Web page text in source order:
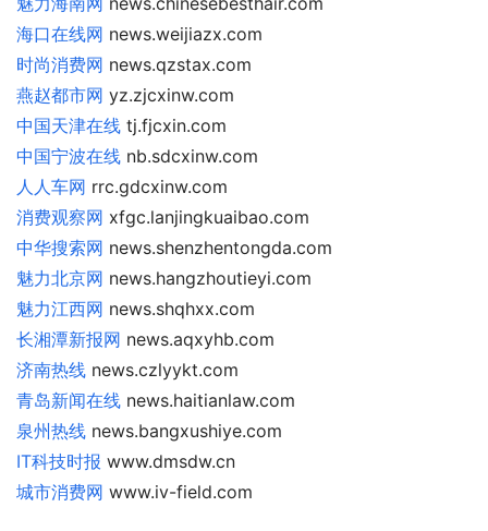
海口在线网 news.weijiazx.com
时尚消费网 news.qzstax.com
燕赵都市网 yz.zjcxinw.com
中国天津在线 tj.fjcxin.com
中国宁波在线 nb.sdcxinw.com
人人车网 rrc.gdcxinw.com
消费观察网 xfgc.lanjingkuaibao.com
中华搜索网 news.shenzhentongda.com
魅力北京网 news.hangzhoutieyi.com
魅力江西网 news.shqhxx.com
长湘潭新报网 news.aqxyhb.com
济南热线 news.czlyykt.com
青岛新闻在线 news.haitianlaw.com
泉州热线 news.bangxushiye.com
IT科技时报 www.dmsdw.cn
城市消费网 www.iv-field.com